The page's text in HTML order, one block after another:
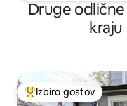
Druge
Najbolj priljubljena
Izbira gostov